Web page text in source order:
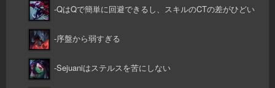
-QはQで簡単に回避できるし、スキルのCTの差がひどい
-序盤から弱すぎる
-Sejuaniはステルスを苦にしない